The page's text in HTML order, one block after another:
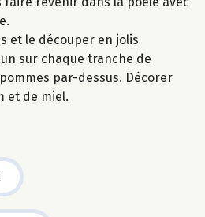
et le découper en jolis
sur chaque tranche de
par-dessus. Décorer
et de miel.